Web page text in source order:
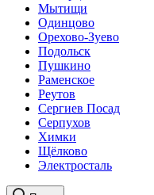
Мытищи
Одинцово
Орехово-Зуево
Подольск
Пушкино
Раменское
Реутов
Сергиев Посад
Серпухов
Химки
Щёлково
Электросталь